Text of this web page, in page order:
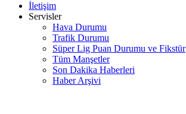
İletişim
Servisler
Hava Durumu
Trafik Durumu
Süper Lig Puan Durumu ve Fikstür
Tüm Manşetler
Son Dakika Haberleri
Haber Arşivi